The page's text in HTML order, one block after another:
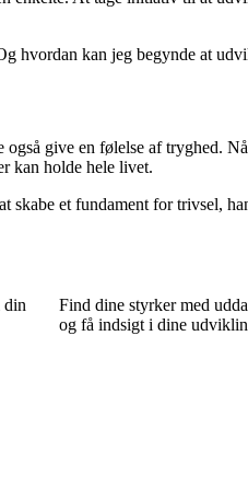
hvordan kan jeg begynde at
give en følelse af tryghed.
kan holde hele livet.
et fundament for trivsel,
din
Find dine styrker med
og få indsigt i dine